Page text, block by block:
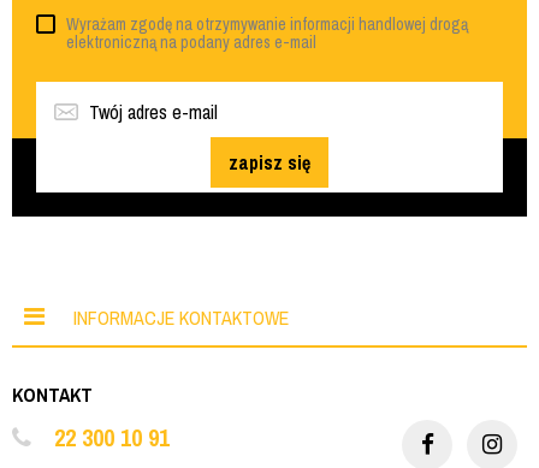
Wyrażam zgodę na otrzymywanie informacji handlowej drogą
elektroniczną na podany adres e-mail
zapisz się
INFORMACJE KONTAKTOWE
KONTAKT
22 300 10 91